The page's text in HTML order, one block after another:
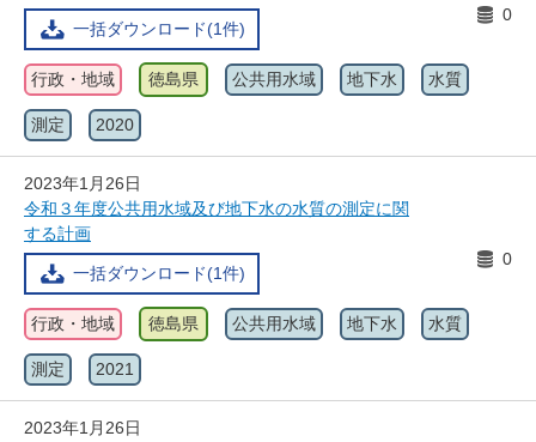
一括ダウンロード(1件)
0
行政・地域 徳島県 公共用水域 地下水 水質
測定 2020
2023年1月26日
令和３年度公共用水域及び地下水の水質の測定に関
する計画
一括ダウンロード(1件)
0
行政・地域 徳島県 公共用水域 地下水 水質
測定 2021
2023年1月26日